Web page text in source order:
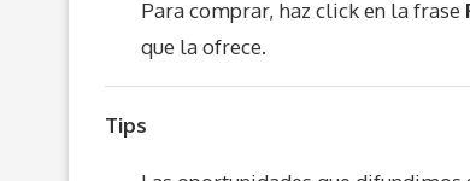
Para comprar, haz click en la frase
que la ofrece.
Tips